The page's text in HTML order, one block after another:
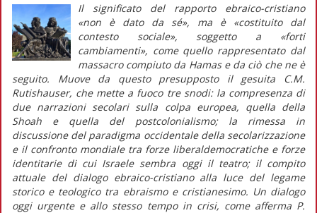
Il significato del rapporto ebraico-cristiano
«non è dato da sé», ma è «costituito dal
contesto sociale», soggetto a «forti
cambiamenti», come quello rappresentato dal
massacro compiuto da Hamas e da ciò che ne è
seguito. Muove da questo presupposto il gesuita C.M.
Rutishauser, che mette a fuoco tre snodi: la compresenza di
due narrazioni secolari sulla colpa europea, quella della
Shoah e quella del postcolonialismo; la rimessa in
discussione del paradigma occidentale della secolarizzazione
e il confronto mondiale tra forze liberaldemocratiche e forze
identitarie di cui Israele sembra oggi il teatro; il compito
attuale del dialogo ebraico-cristiano alla luce del legame
storico e teologico tra ebraismo e cristianesimo. Un dialogo
oggi urgente e allo stesso tempo in crisi, come afferma P.